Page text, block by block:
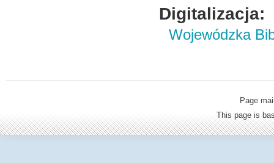
Digitalizacja:
Wojewódzka
Page
This page is